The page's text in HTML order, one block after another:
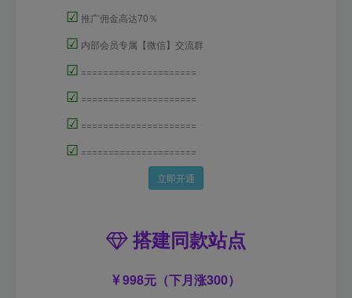
☑ 推广佣金高达70％
☑ 内部会员专属【微信】交流群
☑ =====================
☑ =====================
☑ =====================
☑ =====================
立即开通
搭建同款站点
998元（下月涨300）